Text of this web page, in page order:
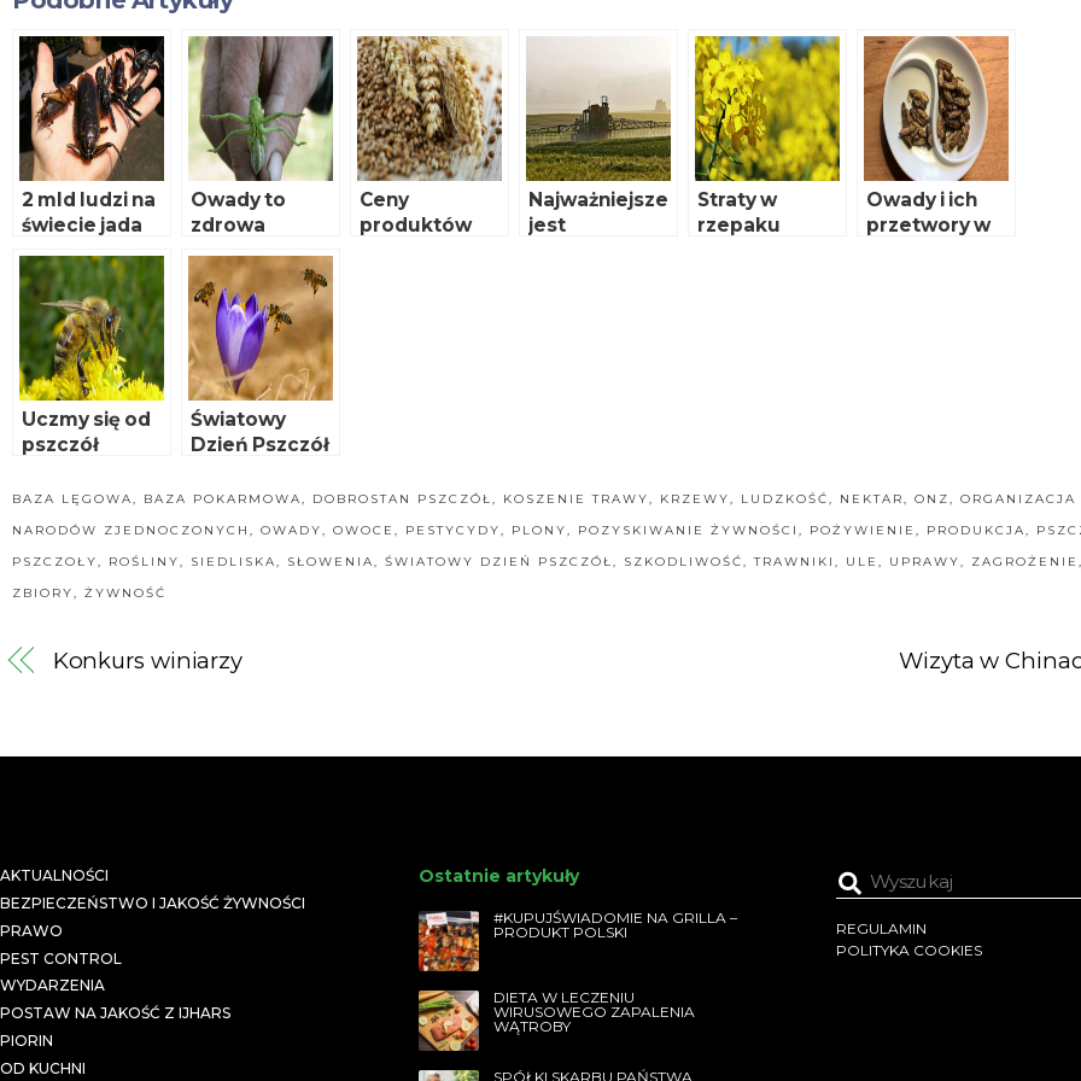
2 mld ludzi na
świecie jada
owady
Owady to
zdrowa
żywność
Ceny
produktów
Najważniejsze
jest
Straty w
rzepaku
Owady i ich
przetwory w
Uczmy się od
pszczół
Światowy
Dzień Pszczół
BAZA LĘGOWA, BAZA POKARMOWA, DOBROSTAN PSZCZÓŁ, KOSZENIE TRAWY, KRZEWY, LUDZKOŚĆ, NEKTAR, ONZ, ORGANIZACJA
NARODÓW ZJEDNOCZONYCH , OWADY, OWOCE , PESTYCYDY, PLONY, POZYSKIWANIE ŻYWNOŚCI , POŻYWIENIE , PRODUKCJA,
PSZCZOŁY, ROŚLINY, SIEDLISKA, SŁOWENIA, ŚWIATOWY DZIEŃ PSZCZÓŁ, SZKODLIWOŚĆ,TRAWNIKI , ULE , UPRAWY, ZAGROŻENIE ,
ZBIORY, ŻYWNOŚĆ
Konkurs winiarzy Wizyta w
AKTUALNOŚCI
BEZPIECZEŃSTWO I JAKOŚĆ ŻYWNOŚCI
PRAWO
PEST CONTROL
WYDARZENIA
POSTAW NA JAKOŚĆ Z IJHARS
PIORIN
OD KUCHNI
Ostatnie artykuły
#KUPUJŚWIADOMIE NA GRILLA –
PRODUKT POLSKI
DIETA W LECZENIU
WIRUSOWEGO ZAPALENIA
WĄTROBY
SPÓŁKI SKARBU PAŃSTWA
REGULAMIN
POLITYKA COOKIES